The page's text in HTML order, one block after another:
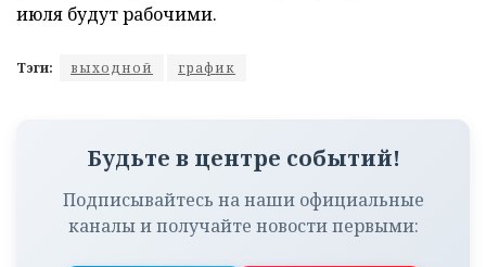
июля будут рабочими.
Тэги: выходной график
Будьте в центре событий!
Подписывайтесь на наши официальные
каналы и получайте новости первыми: